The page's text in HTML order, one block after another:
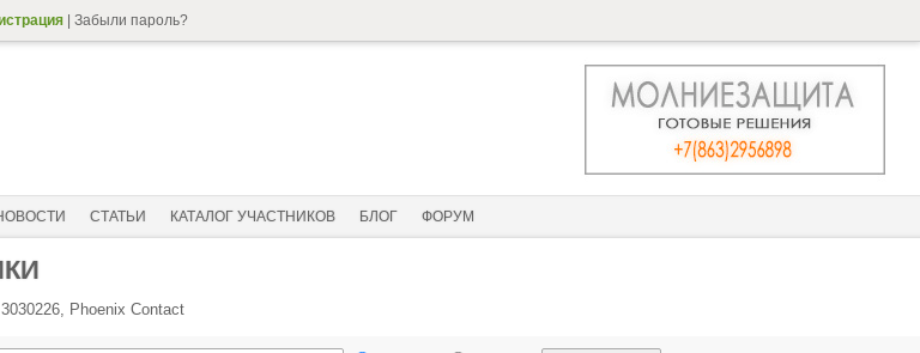
Забыли пароль?
СТАТЬИ КАТАЛОГ УЧАСТНИКОВ БЛОГ ФОРУМ
Phoenix Contact